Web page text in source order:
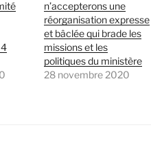
n’accepterons une
réorganisation expresse
et bâclée qui brade les
missions et les
politiques du ministère
28 novembre 2020